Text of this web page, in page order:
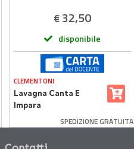
€32,50
disponibile
CLEMENTONI
Lavagna Canta E
Impara
SPEDIZIONE GRATUITA